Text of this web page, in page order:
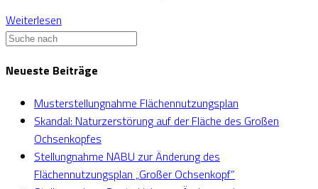
Weiterlesen
Neueste Beiträge
Musterstellungnahme Flächennutzungsplan
Skandal: Naturzerstörung auf der Fläche des Großen
Ochsenkopfes
Stellungnahme NABU zur Änderung des
Flächennutzungsplan „Großer Ochsenkopf“